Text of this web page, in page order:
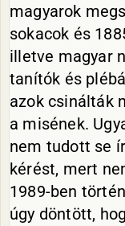
magyarok
sokacok és
illetve magyar
tanítók és
azok csinálták
a misének.
nem tudott se
kérést, mert
1989-ben
úgy döntött,